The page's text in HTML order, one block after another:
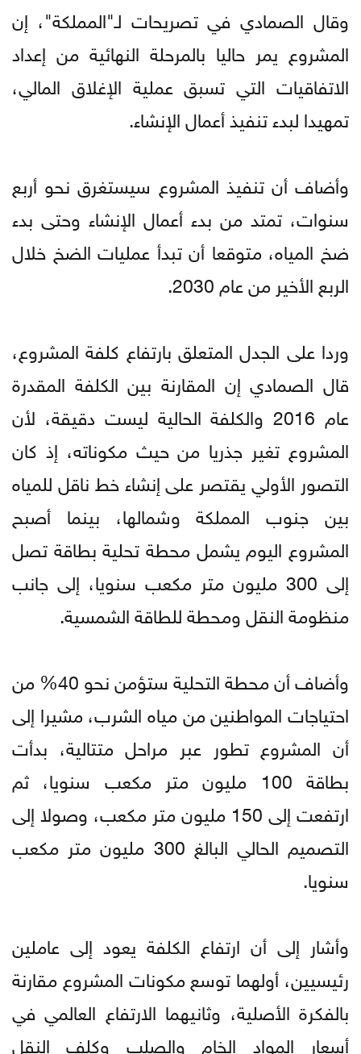
وقال الصمادي في تصريحات لـ"المملكة"، إن
المشروع يمر حاليا بالمرحلة النهائية من إعداد
الاتفاقيات التي تسبق عملية الإغلاق المالي،
تمهيدا لبدء تنفيذ أعمال الإنشاء.
وأضاف أن تنفيذ المشروع سيستغرق نحو أربع
سنوات، تمتد من بدء أعمال الإنشاء وحتى بدء
ضخ المياه، متوقعا أن تبدأ عمليات الضخ خلال
الربع الأخير من عام 2030.
وردا على الجدل المتعلق بارتفاع كلفة المشروع،
قال الصمادي إن المقارنة بين الكلفة المقدرة
عام 2016 والكلفة الحالية ليست دقيقة، لأن
المشروع تغير جذريا من حيث مكوناته، إذ كان
التصور الأولي يقتصر على إنشاء خط ناقل للمياه
بين جنوب المملكة وشمالها، بينما أصبح
المشروع اليوم يشمل محطة تحلية بطاقة تصل
إلى 300 مليون متر مكعب سنويا، إلى جانب
منظومة النقل ومحطة للطاقة الشمسية.
وأضاف أن محطة التحلية ستؤمن نحو 40% من
احتياجات المواطنين من مياه الشرب، مشيرا إلى
أن المشروع تطور عبر مراحل متتالية، بدأت
بطاقة 100 مليون متر مكعب سنويا، ثم
ارتفعت إلى 150 مليون متر مكعب، وصولا إلى
التصميم الحالي البالغ 300 مليون متر مكعب
سنويا.
وأشار إلى أن ارتفاع الكلفة يعود إلى عاملين
رئيسيين، أولهما توسع مكونات المشروع مقارنة
بالفكرة الأصلية، وثانيهما الارتفاع العالمي في
أسعار المواد الخام والصلب وكلف النقل